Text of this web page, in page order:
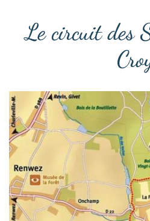
Le circuit des